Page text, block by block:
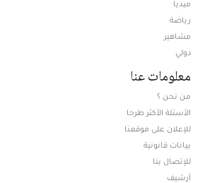
ميديا
رياضة
مشاهير
دولي
معلومات عنا
من نحن ؟
الأسئلة الأكثر طرحا
للإعلان على موقعنا
بيانات قانونية
للإتصال بنا
أرشيف